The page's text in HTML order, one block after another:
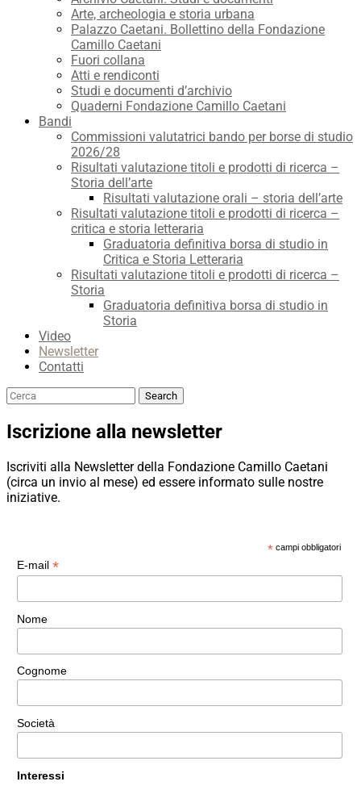
Arte, archeologia e storia urbana
Palazzo Caetani. Bollettino della Fondazione
Camillo Caetani
Fuori collana
Atti e rendiconti
Studi e documenti d’archivio
Quaderni Fondazione Camillo Caetani
Bandi
Commissioni valutatrici bando per borse di studio
2026/28
Risultati valutazione titoli e prodotti di ricerca –
Storia dell’arte
Risultati valutazione orali – storia dell’arte
Risultati valutazione titoli e prodotti di ricerca –
critica e storia letteraria
Graduatoria definitiva borsa di studio in
Critica e Storia Letteraria
Risultati valutazione titoli e prodotti di ricerca –
Storia
Graduatoria definitiva borsa di studio in
Storia
Video
Newsletter
Contatti
Search
Search
Iscrizione alla newsletter
Iscriviti alla Newsletter della Fondazione Camillo Caetani
(circa un invio al mese) ed essere informato sulle nostre
iniziative.
* campi obbligatori
E-mail *
Nome
Cognome
Società
Interessi